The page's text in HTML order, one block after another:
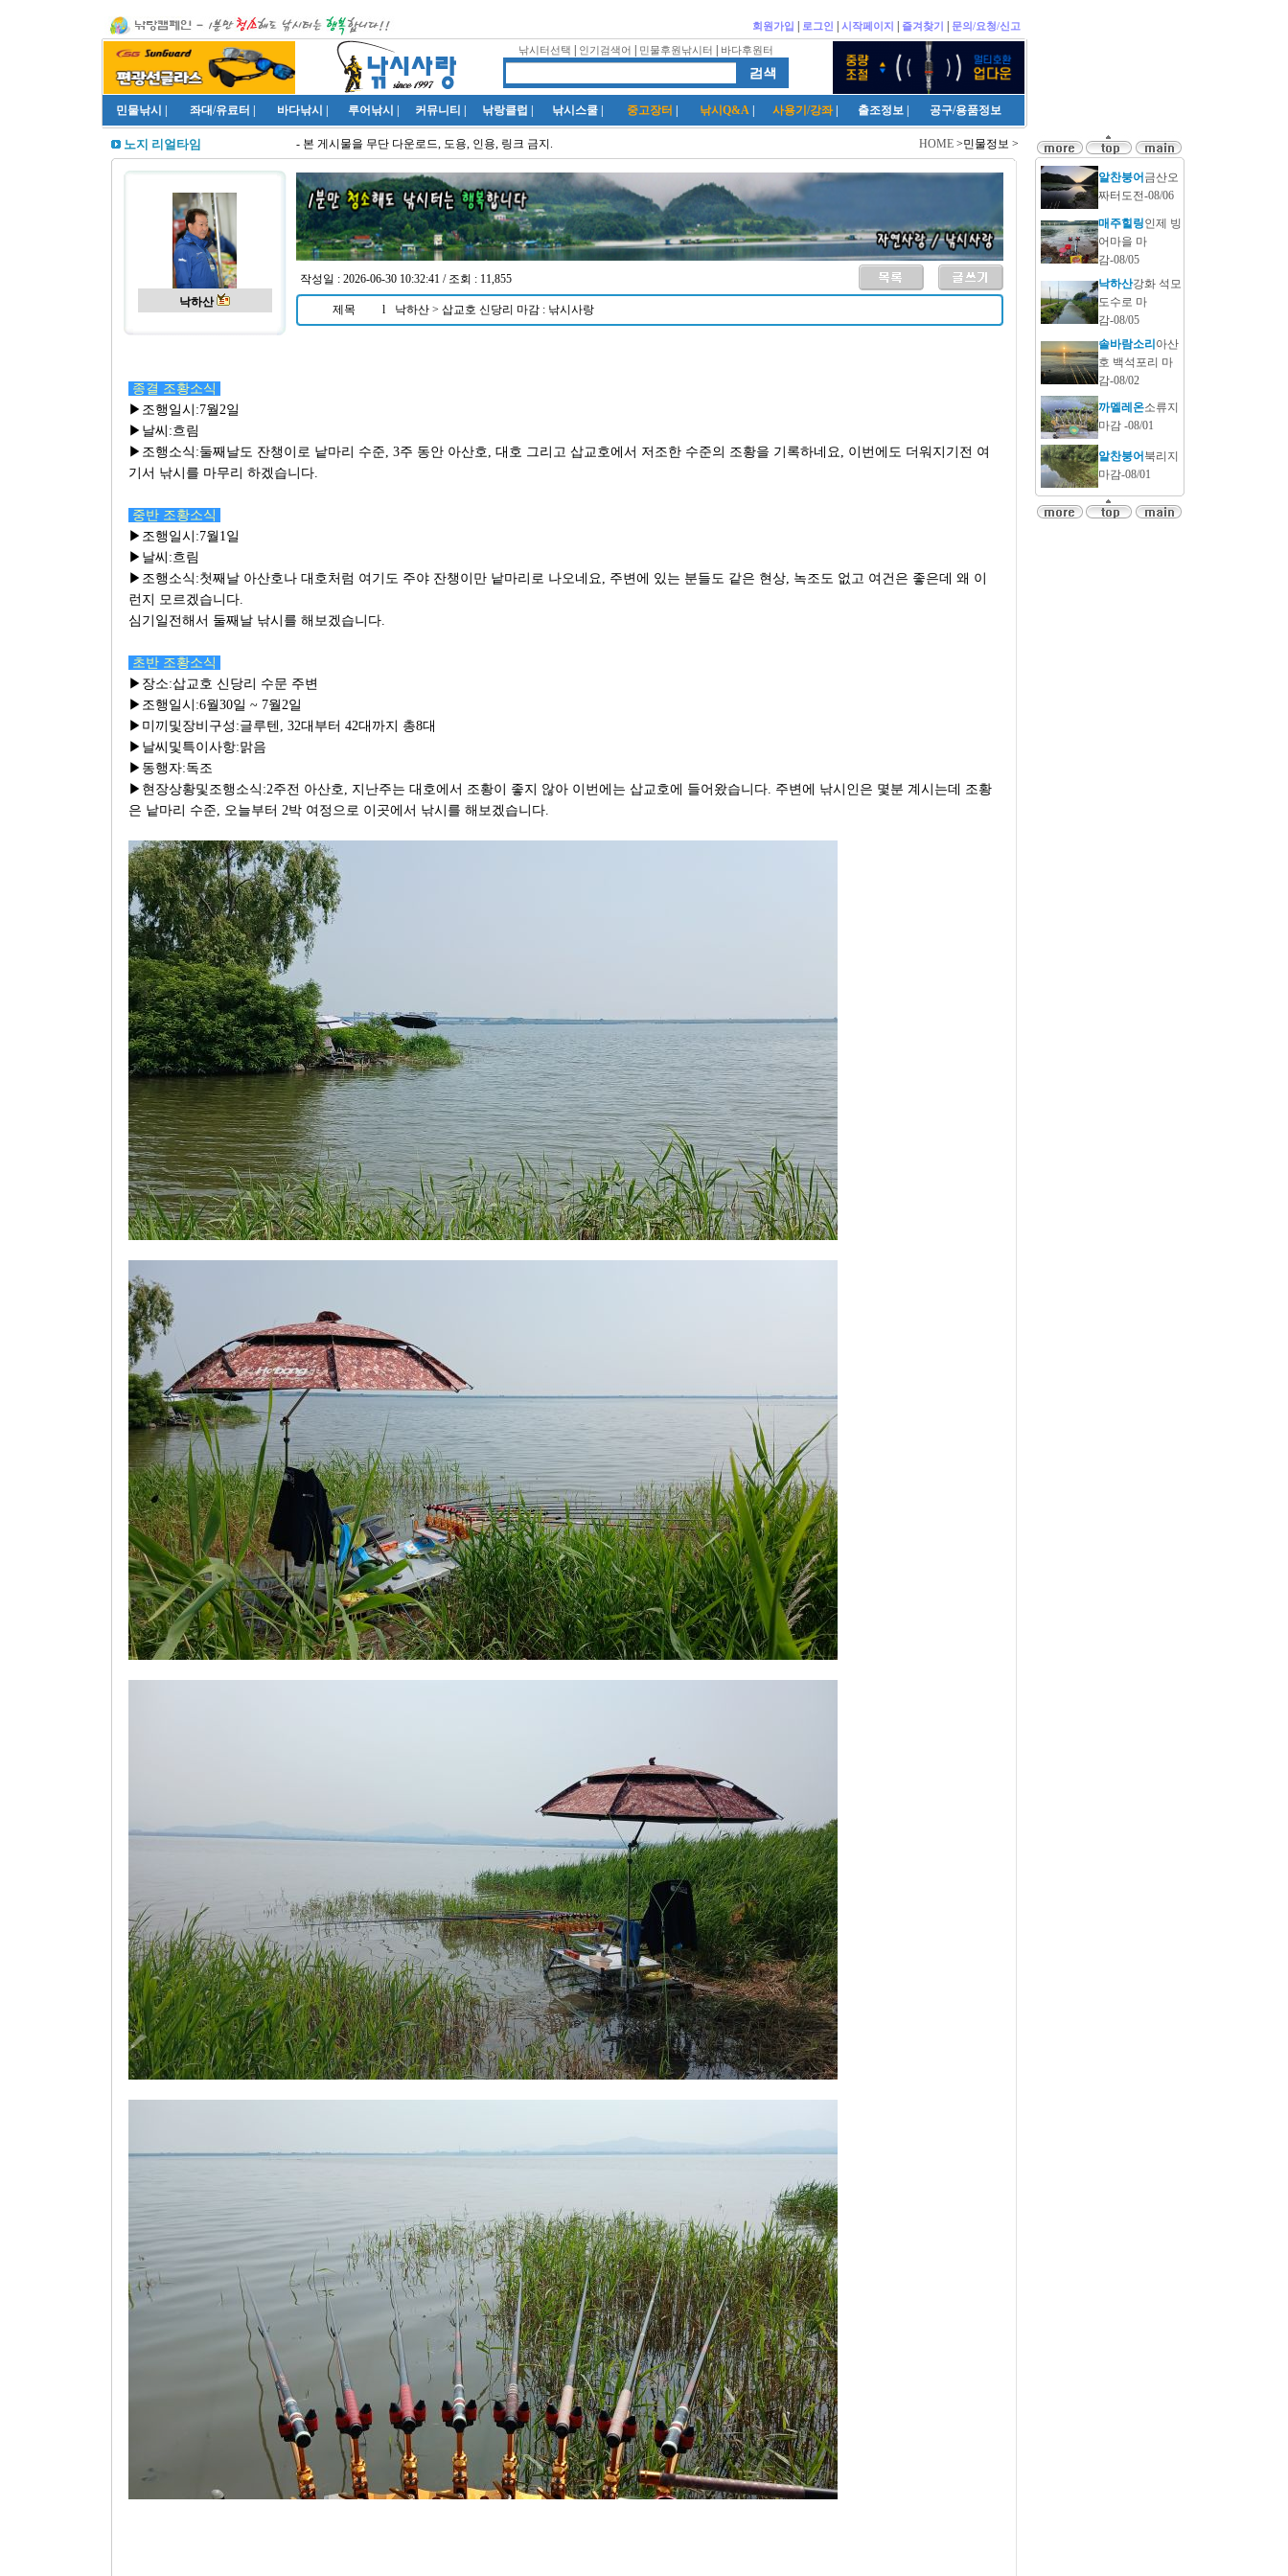
회원가입 로그인 시작페이지 즐겨찾기 문의/요청/신고
낚시터선택 인기검색어 민물후원낚시터 바다후원터
민물낚시 좌대/유료터 바다낚시 루어낚시 커뮤니티 낚랑클럽 낚시스쿨 중고장터 낚시Q&A 사용기/강좌 출조정보 공구/용품정보
노지 리얼타임 - 본 게시물을 무단 다운로드, 도용, 인용, 링크 금지. HOME>민물정보 >
낙하산
작성일 : 2026-06-30 10:32:41 / 조회 : 11,855
제목 l 낙하산 > 삽교호 신당리 마감 : 낚시사랑
종결 조황소식
▶조행일시:7월2일
▶날씨:흐림
▶조행소식:둘째날도 잔챙이로 낱마리 수준, 3주 동안 아산호, 대호 그리고 삽교호에서 저조한 수준의 조황을 기록하네요, 이번에도 더워지기전 여
기서 낚시를 마무리 하겠습니다.
중반 조황소식
▶조행일시:7월1일
▶날씨:흐림
▶조행소식:첫째날 아산호나 대호처럼 여기도 주야 잔챙이만 낱마리로 나오네요, 주변에 있는 분들도 같은 현상, 녹조도 없고 여건은 좋은데 왜 이
런지 모르겠습니다.
심기일전해서 둘째날 낚시를 해보겠습니다.
초반 조황소식
▶장소:삽교호 신당리 수문 주변
▶조행일시:6월30일 ~ 7월2일
▶미끼및장비구성:글루텐, 32대부터 42대까지 총8대
▶날씨및특이사항:맑음
▶동행자:독조
▶현장상황및조행소식:2주전 아산호, 지난주는 대호에서 조황이 좋지 않아 이번에는 삽교호에 들어왔습니다. 주변에 낚시인은 몇분 계시는데 조황
은 낱마리 수준, 오늘부터 2박 여정으로 이곳에서 낚시를 해보겠습니다.
알찬붕어 금산오
짜터도전-08/06
매주힐링인제 빙
어마을 마
감-08/05
낙하산강화 석모
도수로 마
감-08/05
솔바람소리 아산
호 백석포리 마
감-08/02
까멜레온소류지
마감 -08/01
알찬붕어 북리지
마감-08/01